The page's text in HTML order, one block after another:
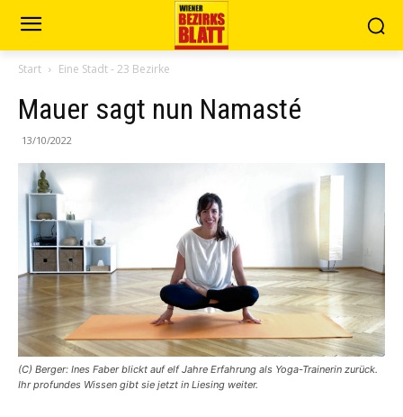
Start Eine Stadt - 23 Bezirke
Mauer sagt nun Namasté
13/10/2022
(C) Berger: Ines Faber blickt auf elf Jahre Erfahrung als Yoga-Trainerin zurück.
Ihr profundes Wissen gibt sie jetzt in Liesing weiter.